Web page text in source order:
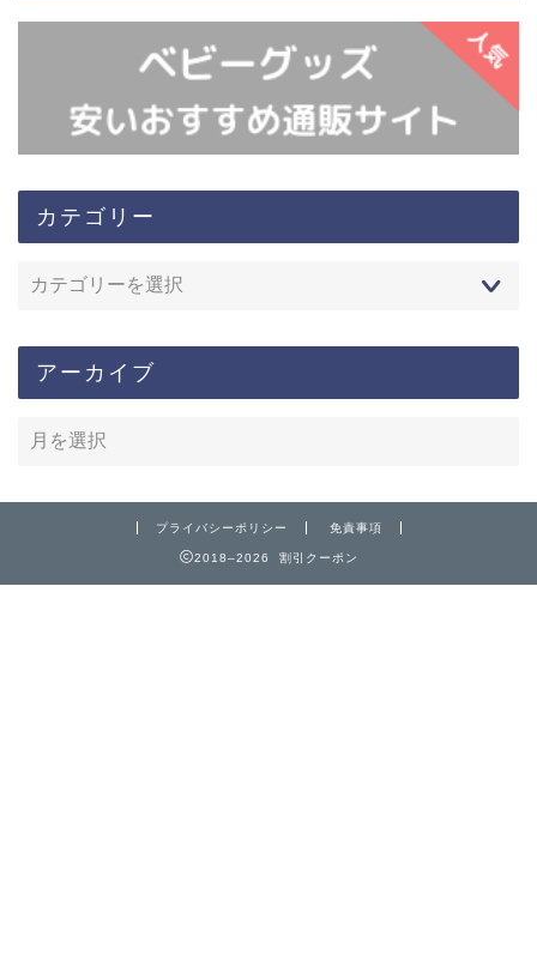
カテゴリー
アーカイブ
プライバシーポリシー 免責事項
2018–2026 割引クーポン